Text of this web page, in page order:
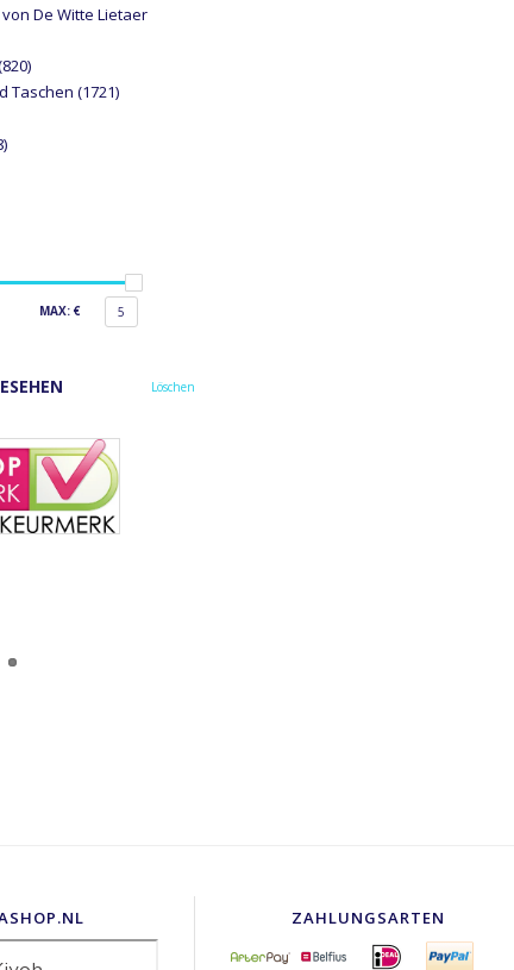
De Witte Lietaer
Taschen (1721)
MAX: € 5
Löschen
ZAHLUNGSARTEN